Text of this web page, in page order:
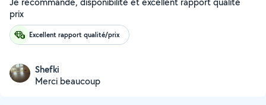
prix
Excellent rapport qualité/prix
Shefki
Merci beaucoup